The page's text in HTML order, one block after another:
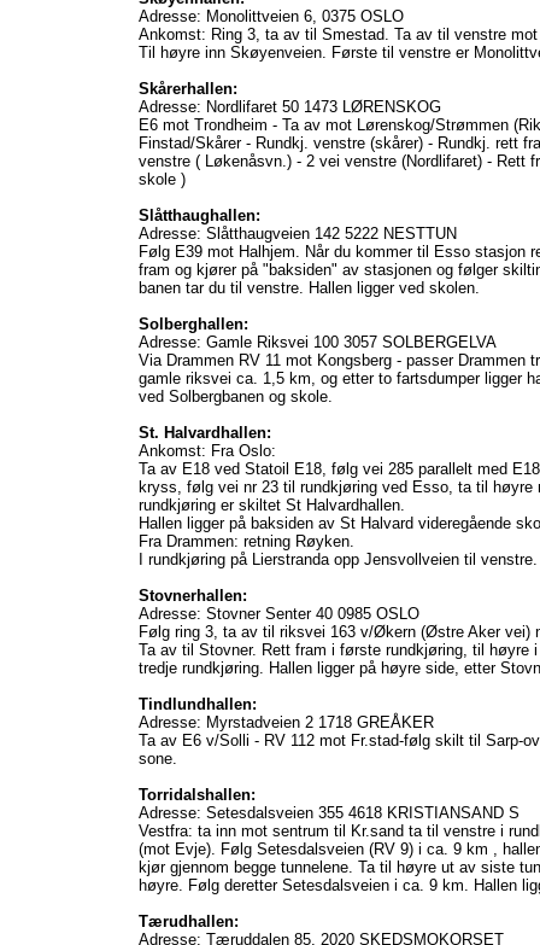
Adresse: Monolittveien 6, 0375 OSLO
Ankomst: Ring 3, ta av til Smestad. Ta av til venstre
Til høyre inn Skøyenveien. Første til venstre er
Skårerhallen:
Adresse: Nordlifaret 50 1473 LØRENSKOG
E6 mot Trondheim - Ta av mot Lørenskog/Strømmen
Finstad/Skårer - Rundkj. venstre (skårer) - Rundkj. rett
venstre ( Løkenåsvn.) - 2 vei venstre (Nordlifaret) - Rett
skole )
Slåtthaughallen:
Adresse: Slåtthaugveien 142 5222 NESTTUN
Følg E39 mot Halhjem. Når du kommer til Esso stasjon
fram og kjører på "baksiden" av stasjonen og følger
banen tar du til venstre. Hallen ligger ved skolen.
Solberghallen:
Adresse: Gamle Riksvei 100 3057 SOLBERGELVA
Via Drammen RV 11 mot Kongsberg - passer Drammen
gamle riksvei ca. 1,5 km, og etter to fartsdumper ligger
ved Solbergbanen og skole.
St. Halvardhallen:
Ankomst: Fra Oslo:
Ta av E18 ved Statoil E18, følg vei 285 parallelt med
kryss, følg vei nr 23 til rundkjøring ved Esso, ta til høyre
rundkjøring er skiltet St Halvardhallen.
Hallen ligger på baksiden av St Halvard videregående
Fra Drammen: retning Røyken.
I rundkjøring på Lierstranda opp Jensvollveien til venstre.
Stovnerhallen:
Adresse: Stovner Senter 40 0985 OSLO
Følg ring 3, ta av til riksvei 163 v/Økern (Østre Aker vei)
Ta av til Stovner. Rett fram i første rundkjøring, til høyre
tredje rundkjøring. Hallen ligger på høyre side, etter
Tindlundhallen:
Adresse: Myrstadveien 2 1718 GREÅKER
Ta av E6 v/Solli - RV 112 mot Fr.stad-følg skilt til Sarp-
sone.
Torridalshallen:
Adresse: Setesdalsveien 355 4618 KRISTIANSAND S
Vestfra: ta inn mot sentrum til Kr.sand ta til venstre i
(mot Evje). Følg Setesdalsveien (RV 9) i ca. 9 km ,
kjør gjennom begge tunnelene. Ta til høyre ut av siste
høyre. Følg deretter Setesdalsveien i ca. 9 km. Hallen
Tærudhallen:
Adresse: Tæruddalen 85, 2020 SKEDSMOKORSET